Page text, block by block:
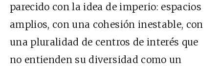
parecido con la idea de imperio: espacios
amplios, con una cohesión inestable, con
una pluralidad de centros de interés que
no entienden su diversidad como un